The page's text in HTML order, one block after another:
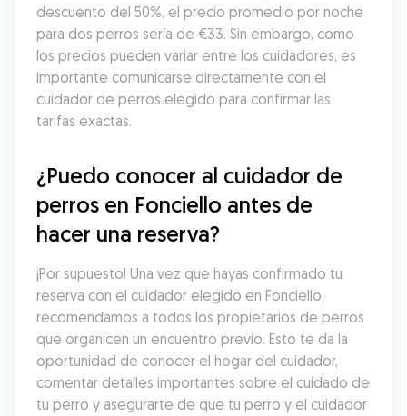
descuento del 50%, el precio promedio por noche
para dos perros sería de €33. Sin embargo, como
los precios pueden variar entre los cuidadores, es
importante comunicarse directamente con el
cuidador de perros elegido para confirmar las
tarifas exactas.
¿Puedo conocer al cuidador de
perros en Fonciello antes de
hacer una reserva?
¡Por supuesto! Una vez que hayas confirmado tu
reserva con el cuidador elegido en Fonciello,
recomendamos a todos los propietarios de perros
que organicen un encuentro previo. Esto te da la
oportunidad de conocer el hogar del cuidador,
comentar detalles importantes sobre el cuidado de
tu perro y asegurarte de que tu perro y el cuidador